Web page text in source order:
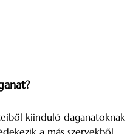
kiinduló daganatoknak
a más szervekből